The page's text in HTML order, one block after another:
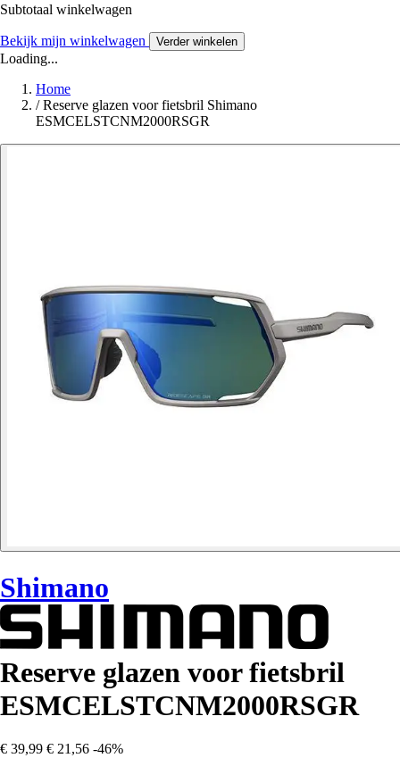
Subtotaal winkelwagen
Bekijk mijn winkelwagen Verder winkelen
Loading...
Home
/ Reserve glazen voor fietsbril Shimano
ESMCELSTCNM2000RSGR
Shimano
Reserve glazen voor fietsbril
ESMCELSTCNM2000RSGR
€ 39,99 € 21,56 -46%